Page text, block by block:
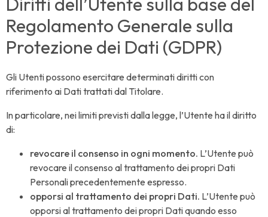
Regolamento Generale sulla
Protezione dei Dati (GDPR)
Gli Utenti possono esercitare determinati diritti con
riferimento ai Dati trattati dal Titolare.
In particolare, nei limiti previsti dalla legge, l’Utente ha il diritto
di:
revocare il consenso in ogni momento. L’Utente può
revocare il consenso al trattamento dei propri Dati
Personali precedentemente espresso.
opporsi al trattamento dei propri Dati. L’Utente può
opporsi al trattamento dei propri Dati quando esso